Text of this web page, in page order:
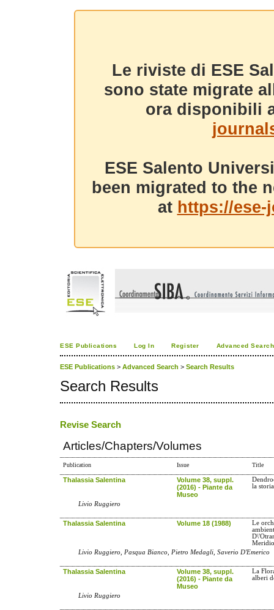
Le riviste di ESE
sono state migrate
ora disponibili
ESE Salento
been migrated to the
at https://
ESE Publications Log In Register Advanced Search
ESE Publications > Advanced Search > Search Results
Search Results
Revise Search
Articles/Chapters/Volumes
Publication Issue Title
Thalassia Salentina
Volume 38, suppl.
(2016) - Piante da
Museo
la
Livio Ruggiero
Thalassia Salentina Volume 18 (1988)
Le
Livio Ruggiero, Pasqua Bianco, Pietro Medagli, Saverio D'Emerico
Thalassia Salentina
Volume 38, suppl.
(2016) - Piante da
Museo
La
alberi
Livio Ruggiero